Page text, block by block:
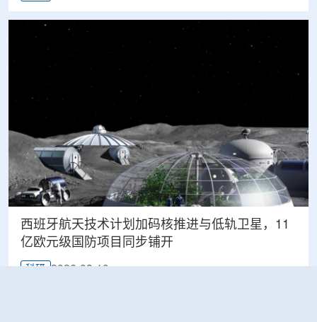
西班牙航天技术计划加码核推进与低轨卫星，11
亿欧元级国防项目同步铺开
科研 2026-08-10